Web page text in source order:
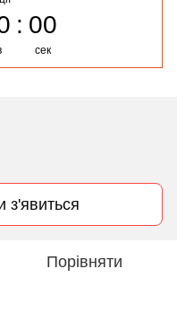
00
сек
з'явиться
Порівняти